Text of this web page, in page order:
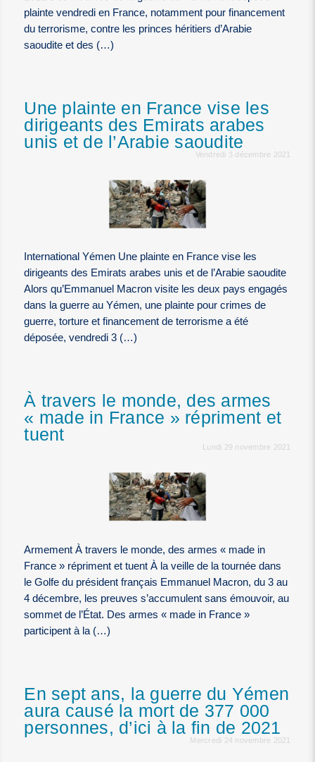
plainte vendredi en France, notamment pour financement
du terrorisme, contre les princes héritiers d’Arabie
saoudite et des (…)
Une plainte en France vise les
dirigeants des Emirats arabes
unis et de l’Arabie saoudite
Vendredi 3 décembre 2021
International Yémen Une plainte en France vise les
dirigeants des Emirats arabes unis et de l’Arabie saoudite
Alors qu’Emmanuel Macron visite les deux pays engagés
dans la guerre au Yémen, une plainte pour crimes de
guerre, torture et financement de terrorisme a été
déposée, vendredi 3 (…)
À travers le monde, des armes
« made in France » répriment et
tuent
Lundi 29 novembre 2021
Armement À travers le monde, des armes « made in
France » répriment et tuent À la veille de la tournée dans
le Golfe du président français Emmanuel Macron, du 3 au
4 décembre, les preuves s’accumulent sans émouvoir, au
sommet de l’État. Des armes « made in France »
participent à la (…)
En sept ans, la guerre du Yémen
aura causé la mort de 377 000
personnes, d’ici à la fin de 2021
Mercredi 24 novembre 2021